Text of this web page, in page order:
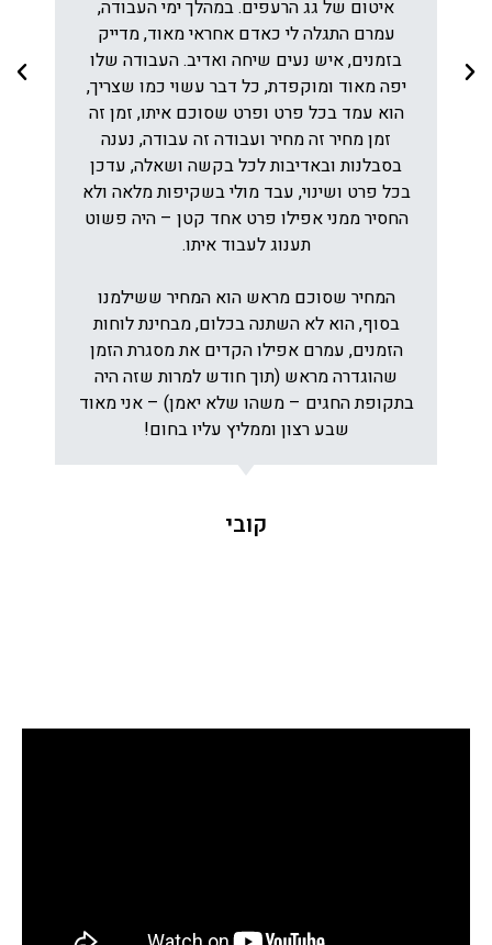
איטום של גג הרעפים. במהלך ימי העבודה,
עמרם התגלה לי כאדם אחראי מאוד, מדייק
בזמנים, איש נעים שיחה ואדיב. העבודה שלו
יפה מאוד ומוקפדת, כל דבר עשוי כמו שצריך,
הוא עמד בכל פרט ופרט שסוכם איתו, זמן זה
זמן מחיר זה מחיר ועבודה זה עבודה, נענה
בסבלנות ובאדיבות לכל בקשה ושאלה, עדכן
בכל פרט ושינוי, עבד מולי בשקיפות מלאה ולא
החסיר ממני אפילו פרט אחד קטן – היה פשוט
תענוג לעבוד איתו.
המחיר שסוכם מראש הוא המחיר ששילמנו
בסוף, הוא לא השתנה בכלום, מבחינת לוחות
הזמנים, עמרם אפילו הקדים את מסגרת הזמן
שהוגדרה מראש (תוך חודש למרות שזה היה
בתקופת החגים – משהו שלא יאמן) – אני מאוד
שבע רצון וממליץ עליו בחום!
קובי